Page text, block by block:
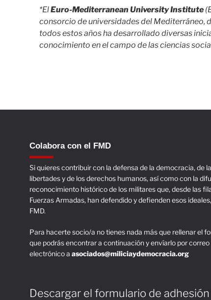
*ElEuro-Mediterranean University Institute
consorcio de universidades del Mediterráneo,
todos estos años ha desarrollado diversas
conocimiento en el campo de las ciencias
Colabora con el FMD
Si quieres contribuir con la defensa de la democracia, de
libertades y de los derechos humanos, así como con la
reconocimiento histórico de los militares que, desde las
Fuerzas Armadas, han defendido y defienden esos
FMD.
Para hacerte socio/a no tienes nada más que rellenar el
que podrás encontrar a continuación y envíarlo por correo
electrónico a asociados@miliciaydemocracia.org
Descargar el formulario de adhesión